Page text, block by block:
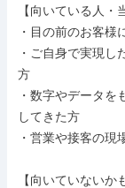
【向いている人・
・目の前のお客
・ご自身で実現し
方
・数字やデータ
してきた方
・営業や接客の
【向いていないか